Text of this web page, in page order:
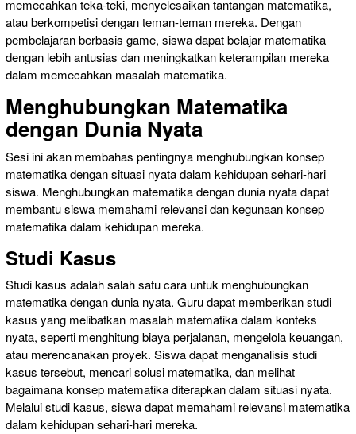
memecahkan teka-teki, menyelesaikan tantangan matematika,
atau berkompetisi dengan teman-teman mereka. Dengan
pembelajaran berbasis game, siswa dapat belajar matematika
dengan lebih antusias dan meningkatkan keterampilan mereka
dalam memecahkan masalah matematika.
Menghubungkan Matematika
dengan Dunia Nyata
Sesi ini akan membahas pentingnya menghubungkan konsep
matematika dengan situasi nyata dalam kehidupan sehari-hari
siswa. Menghubungkan matematika dengan dunia nyata dapat
membantu siswa memahami relevansi dan kegunaan konsep
matematika dalam kehidupan mereka.
Studi Kasus
Studi kasus adalah salah satu cara untuk menghubungkan
matematika dengan dunia nyata. Guru dapat memberikan studi
kasus yang melibatkan masalah matematika dalam konteks
nyata, seperti menghitung biaya perjalanan, mengelola keuangan,
atau merencanakan proyek. Siswa dapat menganalisis studi
kasus tersebut, mencari solusi matematika, dan melihat
bagaimana konsep matematika diterapkan dalam situasi nyata.
Melalui studi kasus, siswa dapat memahami relevansi matematika
dalam kehidupan sehari-hari mereka.